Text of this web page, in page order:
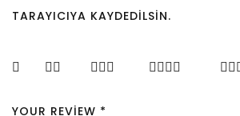
TARAYICIYA KAYDEDILSIN.
YOUR REVIEW *